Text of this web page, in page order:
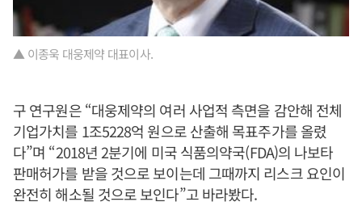
▲ 이종욱 대웅제약 대표이사.
구 연구원은 “대웅제약의 여러 사업적 측면을 감안해 전체
기업가치를 1조5228억 원으로 산출해 목표주가를 올렸
다”며 “2018년 2분기에 미국 식품의약국(FDA)의 나보타
판매허가를 받을 것으로 보이는데 그때까지 리스크 요인이
완전히 해소될 것으로 보인다”고 바라봤다.